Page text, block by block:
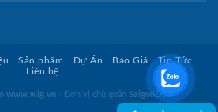
Sản phẩm Dự Án Báo Giá
Tin Tức
Liên hệ
www.wig.vn - Đơn vị chủ quản SaigonDoor